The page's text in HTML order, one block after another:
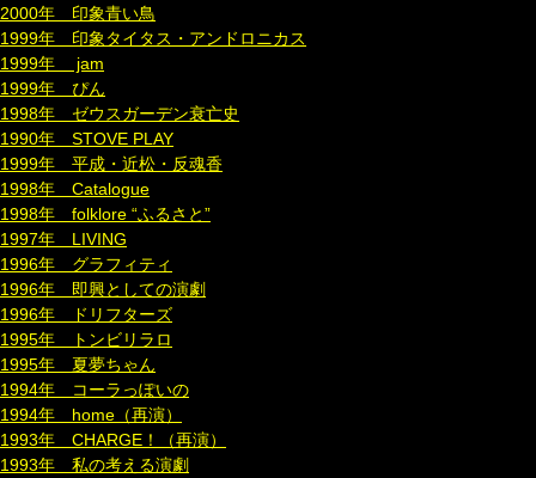
2000年 印象青い鳥
1999年 印象タイタス・アンドロニカス
1999年 jam
1999年 ぴん
1998年 ゼウスガーデン衰亡史
1990年 STOVE PLAY
1999年 平成・近松・反魂香
1998年 Catalogue
1998年 folklore “ふるさと”
1997年 LIVING
1996年 グラフィティ
1996年 即興としての演劇
1996年 ドリフターズ
1995年 トンビリラロ
1995年 夏夢ちゃん
1994年 コーラっぽいの
1994年 home（再演）
1993年 CHARGE！（再演）
1993年 私の考える演劇